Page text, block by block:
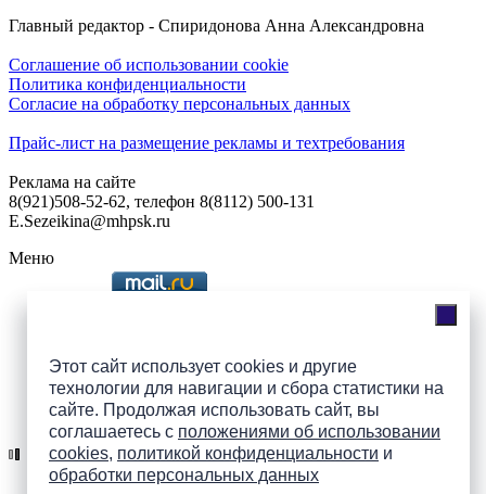
Этот сайт использует cookies и другие
технологии для навигации и сбора статистики на
сайте. Продолжая использовать сайт, вы
соглашаетесь с положениями об использовании
cookies, политикой конфиденциальности и
обработки персональных данных
Главный редактор - Спиридонова Анна Александровна
Соглашение об использовании cookie
Политика конфиденциальности
Согласие на обработку персональных данных
Прайс-лист на размещение рекламы и техтребования
Реклама на сайте
8(921)508-52-62, телефон 8(8112) 500-131
E.Sezeikina@mhpsk.ru
Меню
Подпишись на группы
ПАИ в соцсетях!